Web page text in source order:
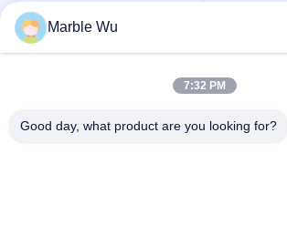
εξοπλισμός
γραμμών μετάδοσης
με σπάγγο τον
μετάδοσης
Marble Wu
7:32 PM
Good day, what product are you looking for?